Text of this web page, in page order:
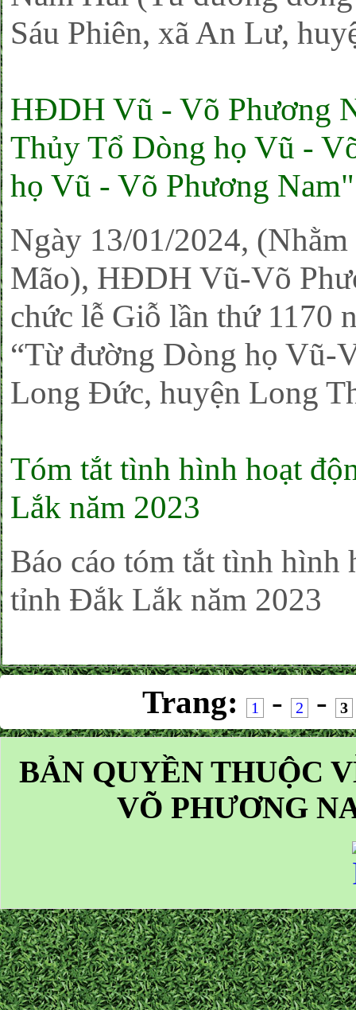
Sáu Phiên, xã An Lư,
HĐDH Vũ - Võ Phương
Thủy Tổ Dòng họ Vũ -
họ Vũ - Võ Phương Nam"
Ngày 13/01/2024,
Mão), HĐDH Vũ-Võ
chức lễ Giỗ lần thứ 1170
“Từ đường Dòng họ Vũ-
Long Đức, huyện Long
Tóm tắt tình hình hoạt
Lắk năm 2023
Báo cáo tóm tắt tình
tỉnh Đắk Lắk năm 2023
Trang: 1 - 2 - 3
BẢN QUYỀN THUỘC
VÕ PHƯƠNG